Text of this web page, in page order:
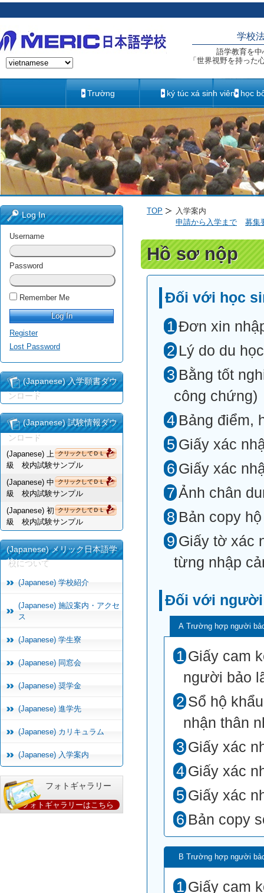
学校
語学教育を
「世界視野を持った
Trường ký túc xá sinh viên học
Log In
Username
Password
Remember Me
Register
Lost Password
(Japanese) 入学願書ダウ
ンロード
(Japanese) 試験情報ダウ
ンロード
クリックしてＤＬ
(Japanese) 上
級 校内試験サンプル
クリックしてＤＬ
(Japanese) 中
級 校内試験サンプル
クリックしてＤＬ
(Japanese) 初
級 校内試験サンプル
(Japanese) メリック日本語学
校について
(Japanese) 学校紹介
(Japanese) 施設案内・アクセ
ス
(Japanese) 学生寮
(Japanese) 同窓会
(Japanese) 奨学金
(Japanese) 進学先
(Japanese) カリキュラム
(Japanese) 入学案内
フォトギャラリー
フォトギャラリーはこちら
TOP
入学案内
申請から入学まで
募集
Hồ sơ nộp
Đối với học
Đơn xin
Lý do du
Bằng tốt
công chứng)
Bảng điểm,
Giấy xác
Giấy xác
Ảnh chân
Bản copy
Giấy tờ xác
từng nhập
Đối với người
A Trường hợp người
Giấy cam
người bảo
Sổ hộ
nhận thân
Giấy xác
Giấy xác
Giấy xác
Bản copy
B Trường hợp người
Giấy cam